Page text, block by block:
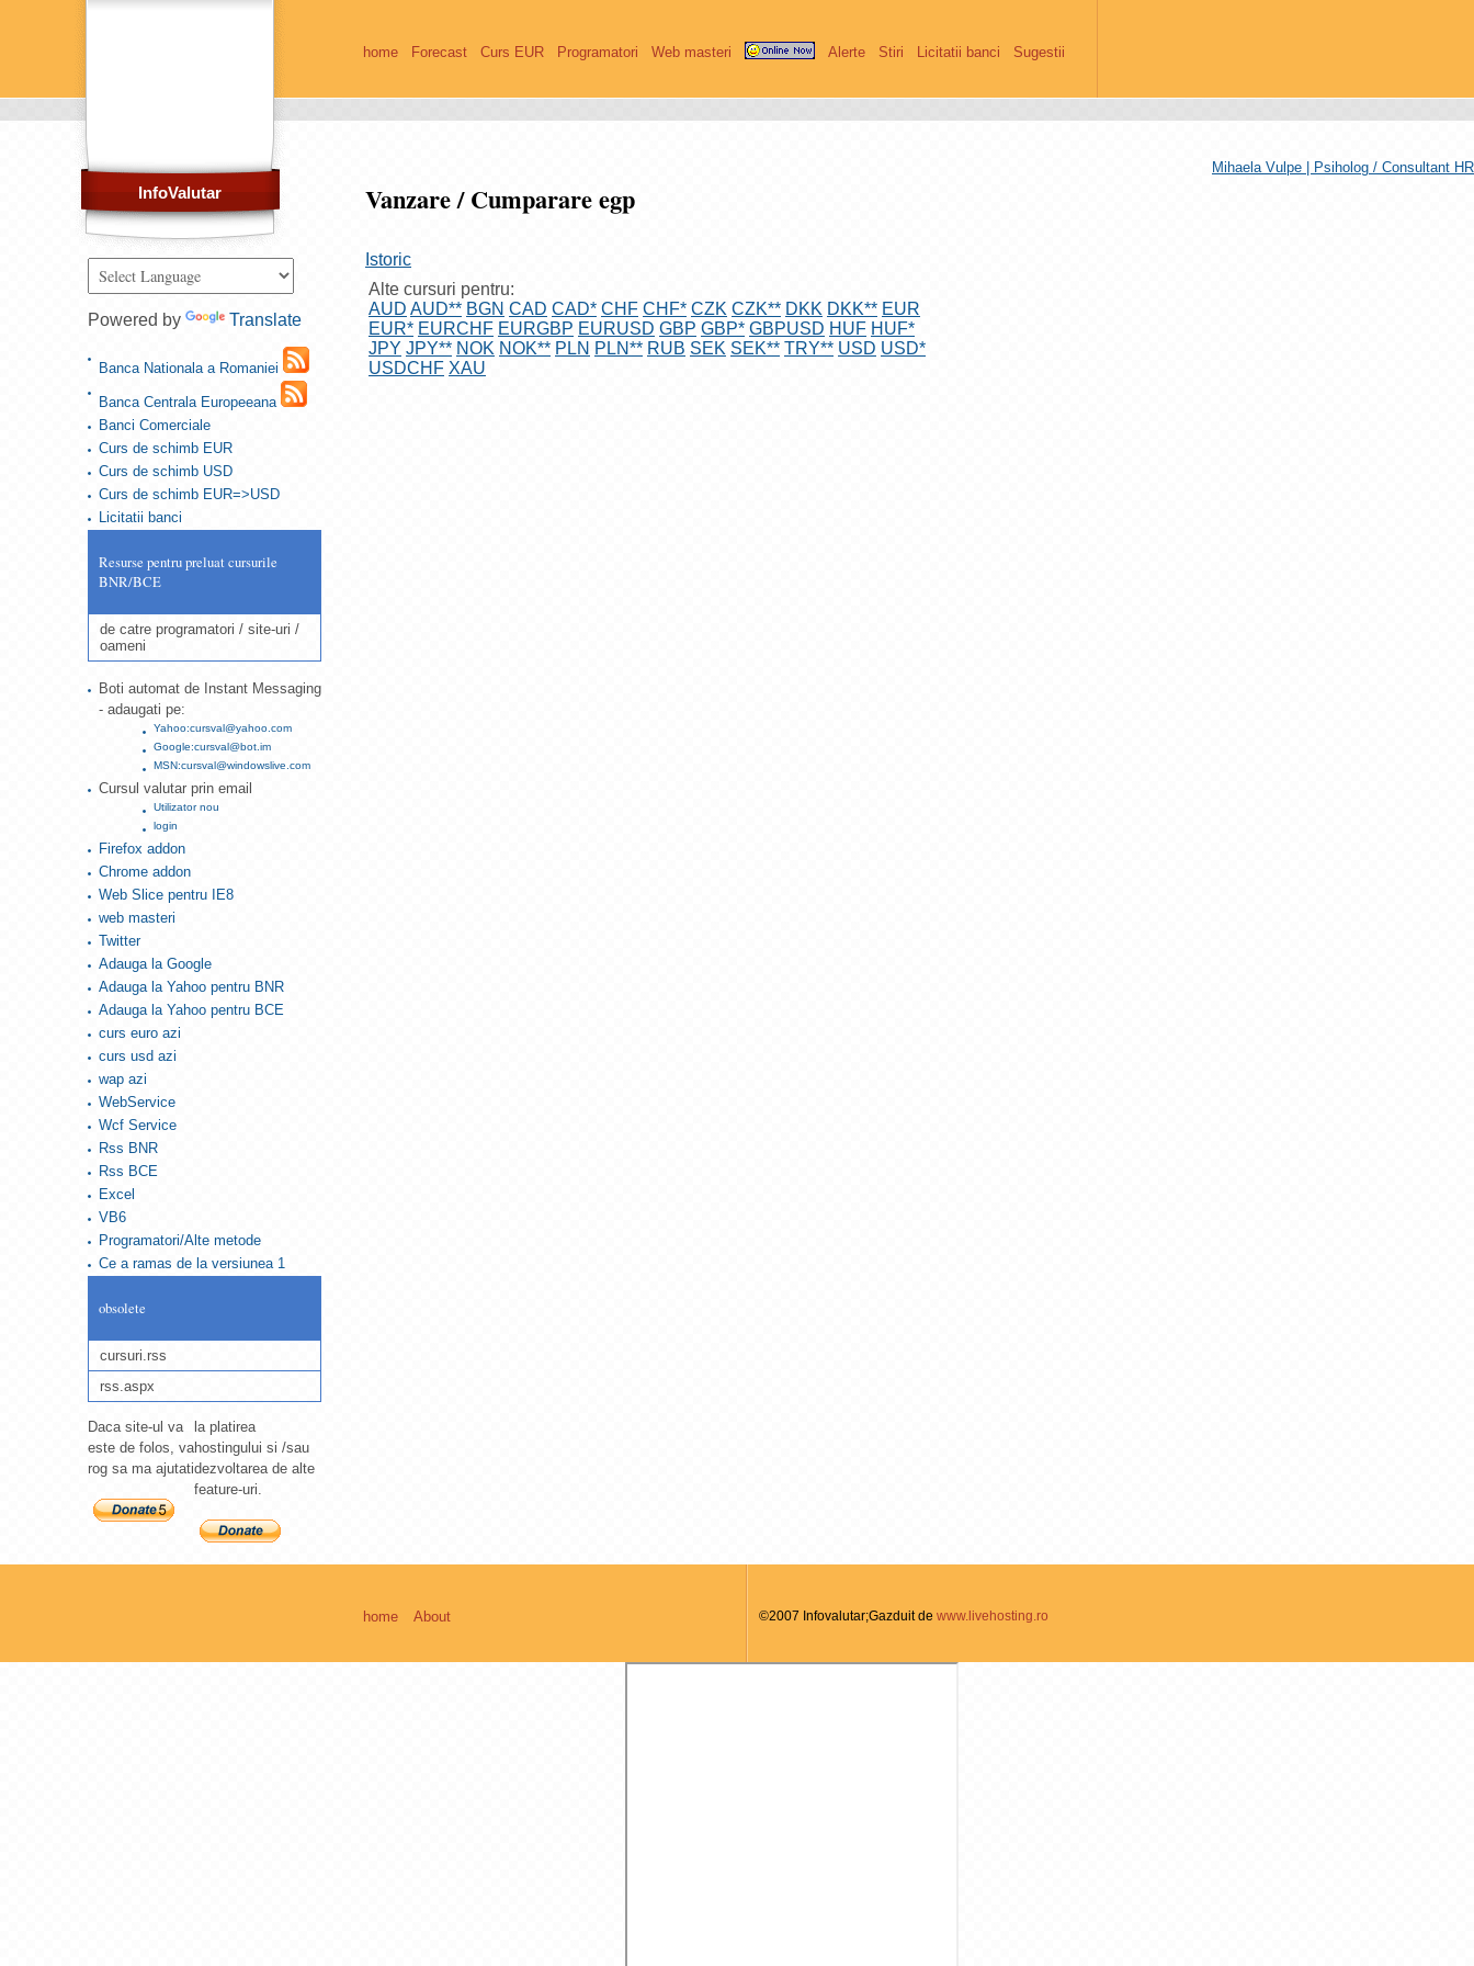
InfoValutar
home Forecast Curs EUR Programatori Web masteri Alerte Stiri Licitatii banci Sugestii
Mihaela Vulpe | Psiholog / Consultant HR
Vanzare / Cumparare egp
Istoric
Alte cursuri pentru:
AUD AUD** BGN CAD CAD* CHF CHF* CZK CZK** DKK DKK** EUR
EUR* EURCHF EURGBP EURUSD GBP GBP* GBPUSD HUF HUF*
JPY JPY** NOK NOK** PLN PLN** RUB SEK SEK** TRY** USD USD*
USDCHF XAU
Powered by Translate
Banca Nationala a Romaniei
Banca Centrala Europeeana
Banci Comerciale
Curs de schimb EUR
Curs de schimb USD
Curs de schimb EUR=>USD
Licitatii banci
Resurse pentru preluat cursurile
BNR/BCE
de catre programatori / site-uri /
oameni
Boti automat de Instant Messaging
- adaugati pe:
Yahoo:cursval@yahoo.com
Google:cursval@bot.im
MSN:cursval@windowslive.com
Cursul valutar prin email
Utilizator nou
login
Firefox addon
Chrome addon
Web Slice pentru IE8
web masteri
Twitter
Adauga la Google
Adauga la Yahoo pentru BNR
Adauga la Yahoo pentru BCE
curs euro azi
curs usd azi
wap azi
WebService
Wcf Service
Rss BNR
Rss BCE
Excel
VB6
Programatori/Alte metode
Ce a ramas de la versiunea 1
obsolete
cursuri.rss
rss.aspx
Daca site-ul va
este de folos, va
rog sa ma ajutati
la platirea
hostingului si /sau
dezvoltarea de alte
feature-uri.
home About ©2007 Infovalutar;Gazduit de www.livehosting.ro